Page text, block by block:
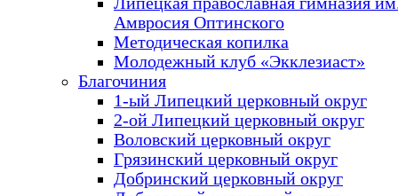
Амвросия Оптинского
Методическая копилка
Молодежный клуб «Экклезиаст»
Благочиния
1-ый Липецкий церковный округ
2-ой Липецкий церковный округ
Воловский церковный округ
Грязинский церковный округ
Добринский церковный округ